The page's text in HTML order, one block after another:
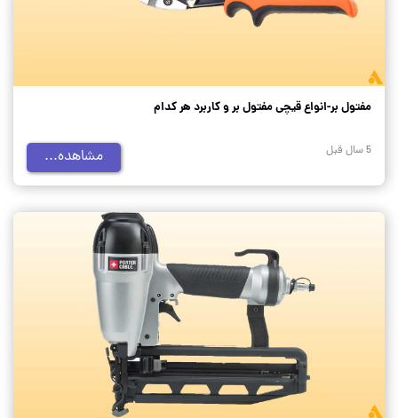
مفتول بر-انواع قیچی مفتول بر و کاربرد هر کدام
5 سال قبل مشاهده...